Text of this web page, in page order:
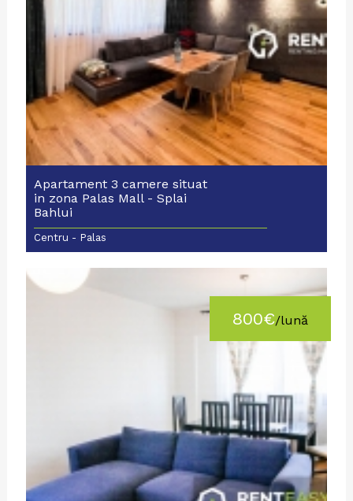
Apartament 3 camere situat
in zona Palas Mall - Splai
Bahlui
Centru - Palas
800€/lună